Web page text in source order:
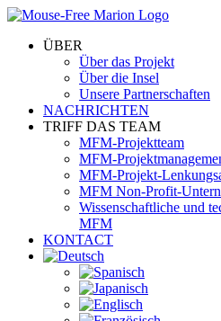
Skip
contentÜBER
Über das Projekt
Über die Insel
Unsere Partnerschaften
NACHRICHTEN
TRIFF DAS TEAM
MFM-Projektteam
MFM-
MFM-Projekt-
MFM Non-Profit-
Wissenschaftliche und
MFM
KONTACT